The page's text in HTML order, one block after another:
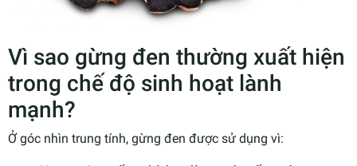
Vì sao gừng đen thường xuất hiện
trong chế độ sinh hoạt lành
mạnh?
Ở góc nhìn trung tính, gừng đen được sử dụng vì: